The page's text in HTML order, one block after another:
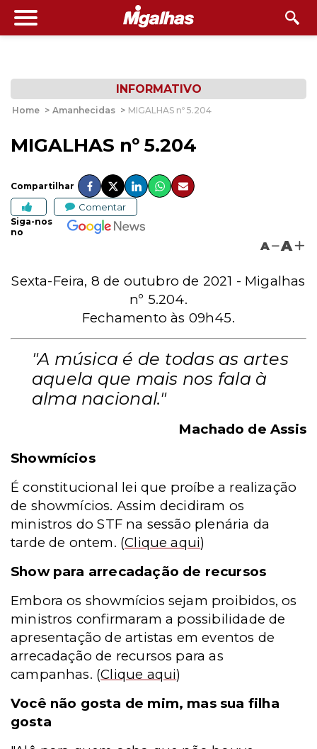
INFORMATIVO
Home > Amanhecidas > MIGALHAS nº 5.204
MIGALHAS nº 5.204
Compartilhar
Comentar
Siga-nos
no
A A
Sexta-Feira, 8 de outubro de 2021 - Migalhas
nº 5.204.
Fechamento às 09h45.
"A música é de todas as artes
aquela que mais nos fala à
alma nacional."
Machado de Assis
Showmícios
É constitucional lei que proíbe a realização
de showmícios. Assim decidiram os
ministros do STF na sessão plenária da
tarde de ontem. (Clique aqui)
Show para arrecadação de recursos
Embora os showmícios sejam proibidos, os
ministros confirmaram a possibilidade de
apresentação de artistas em eventos de
arrecadação de recursos para as
campanhas. (Clique aqui)
Você não gosta de mim, mas sua filha
gosta